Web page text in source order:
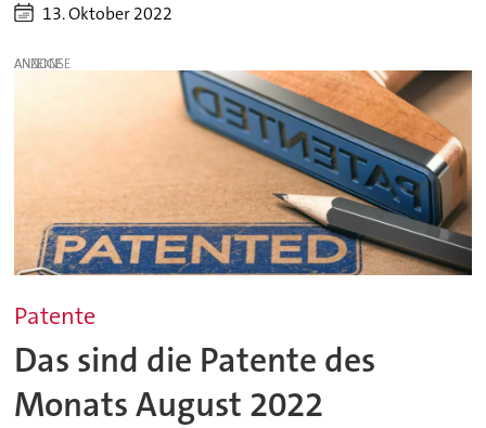
13. Oktober 2022
ANZEIGE
Patente
Das sind die Patente des
Monats August 2022